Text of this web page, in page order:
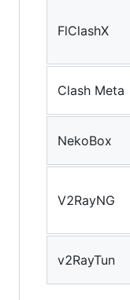
FlClashX
Clash Meta
NekoBox
V2RayNG
v2RayTun